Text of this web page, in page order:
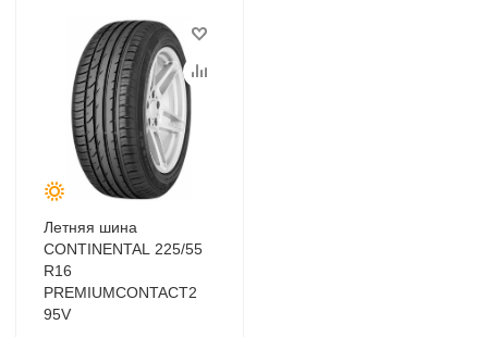
Летняя шина
CONTINENTAL 225/55
R16
PREMIUMCONTACT2
95V